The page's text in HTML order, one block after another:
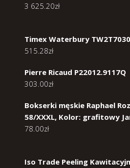
3 625.20zł
Timex Waterbury
515.28zł
Pierre Ricaud P22012.9117Q
303.00zł
Bokserki męskie Raphael
58/XXXL, Kolor: grafitowy
78.00zł
Iso Trade Peeling